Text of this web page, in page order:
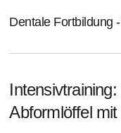
Dentale Fortbildung
Abformlöffel